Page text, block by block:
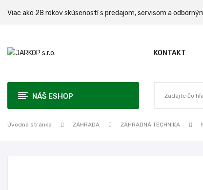
Viac ako 28 rokov skúseností s predajom, servisom a
KONTAKT
NÁŠ ESHOP
Úvodná stránka ZÁHRADA ZÁHRADNÁ TECHNIKA